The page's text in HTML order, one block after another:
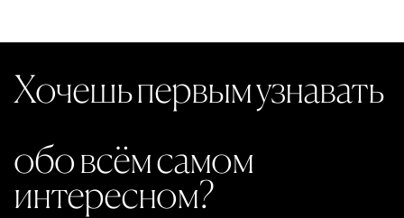
Хочешь первым узнавать
обо всём самом
интересном?